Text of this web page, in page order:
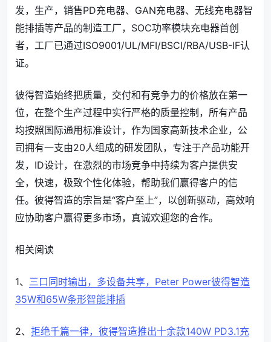
发，生产，销售PD充电器、GAN充电器、无线充电器智
能排插等产品的制造工厂，SOC功率模块充电器首创
者，工厂已通过ISO9001/UL/MFI/BSCI/RBA/USB-IF认
证。
彼得智造始终把质量，交付和有竞争力的价格放在第一
位，在整个生产过程中实行严格的质量控制，所有产品
均按照国际通用标准设计，作为国家高新技术企业，公
司拥有一支由20人组成的研发团队，专注于产品功能开
发，ID设计，在激烈的市场竞争中持续为客户提供安
全，快速，极致个性化体验，帮助我们赢得客户的信
任。彼得智造的宗旨是“客户至上”，以创新驱动，高效响
应协助客户赢得更多市场，真诚欢迎您的合作。
相关阅读
1、 三口同时输出，多设备共享，Peter Power彼得智造
35W和65W条形智能排插
2、 拒绝千篇一律，彼得智造推出十余款140W PD3.1充